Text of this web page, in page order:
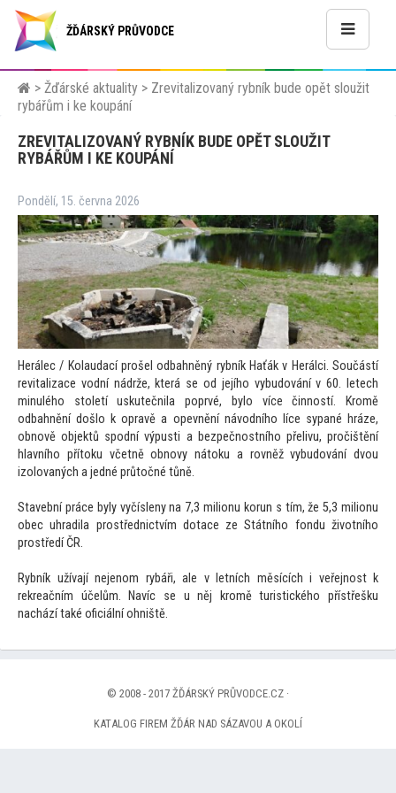
ŽĎÁRSKÝ PRŮVODCE
> Žďárské aktuality > Zrevitalizovaný rybník bude opět sloužit
rybářům i ke koupání
ZREVITALIZOVANÝ RYBNÍK BUDE OPĚT SLOUŽIT
RYBÁŘŮM I KE KOUPÁNÍ
Pondělí, 15. června 2026
Herálec / Kolaudací prošel odbahněný rybník Haťák v Herálci. Součástí
revitalizace vodní nádrže, která se od jejího vybudování v 60. letech
minulého století uskutečnila poprvé, bylo více činností. Kromě
odbahnění došlo k opravě a opevnění návodního líce sypané hráze,
obnově objektů spodní výpusti a bezpečnostního přelivu, pročištění
hlavního přítoku včetně obnovy nátoku a rovněž vybudování dvou
izolovaných a jedné průtočné tůně.
Stavební práce byly vyčísleny na 7,3 milionu korun s tím, že 5,3 milionu
obec uhradila prostřednictvím dotace ze Státního fondu životního
prostředí ČR.
Rybník užívají nejenom rybáři, ale v letních měsících i veřejnost k
rekreačním účelům. Navíc se u něj kromě turistického přístřešku
nachází také oficiální ohniště.
© 2008 - 2017 ŽĎÁRSKÝ PRŮVODCE.CZ ·
KATALOG FIREM ŽĎÁR NAD SÁZAVOU A OKOLÍ